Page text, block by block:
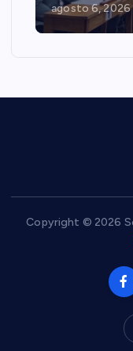
agosto 6, 2026
Copyright © 2026